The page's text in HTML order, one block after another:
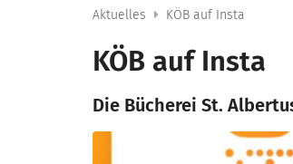
Aktuelles KÖB auf Insta
KÖB auf Insta
Die Bücherei St.